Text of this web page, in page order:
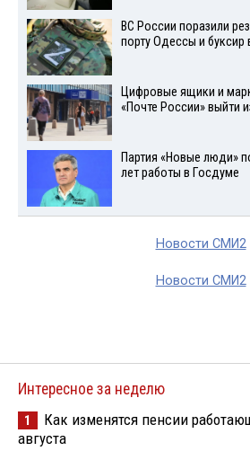
ВС России поразили
порту Одессы и буксир
Цифровые ящики и
«Почте России» выйти
Партия «Новые люди»
лет работы в Госдуме
Новости СМИ2
Новости СМИ2
Интересное за неделю
1
Как изменятся пенсии
августа